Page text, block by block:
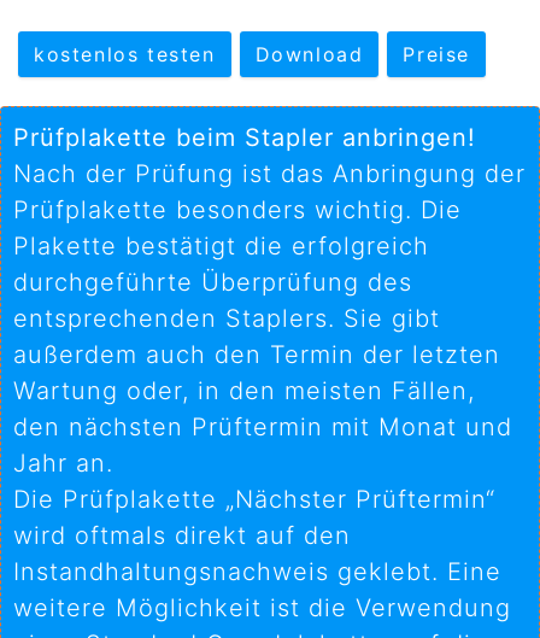
kostenlos testen Download Preise
Prüfplakette beim Stapler anbringen!
Nach der Prüfung ist das Anbringung der
Prüfplakette besonders wichtig. Die
Plakette bestätigt die erfolgreich
durchgeführte Überprüfung des
entsprechenden Staplers. Sie gibt
außerdem auch den Termin der letzten
Wartung oder, in den meisten Fällen,
den nächsten Prüftermin mit Monat und
Jahr an.
Die Prüfplakette „Nächster Prüftermin“
wird oftmals direkt auf den
Instandhaltungsnachweis geklebt. Eine
weitere Möglichkeit ist die Verwendung